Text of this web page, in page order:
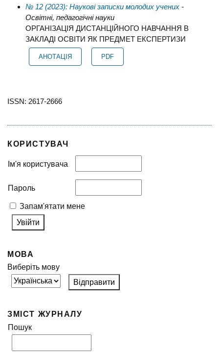
КОРИСТУВАЧ
Ім'я користувача
Пароль
Запам'ятати мене
МОВА
Виберіть мову
ЗМІСТ ЖУРНАЛУ
Пошук
№ 12 (2023): Наукові записки молодих учених -
Освітні, педагогічні науки
ОРГАНІЗАЦІЯ ДИСТАНЦІЙНОГО НАВЧАННЯ В
ЗАКЛАДІ ОСВІТИ ЯК ПРЕДМЕТ ЕКСПЕРТИЗИ
АНОТАЦІЯ PDF
ISSN: 2617-2666